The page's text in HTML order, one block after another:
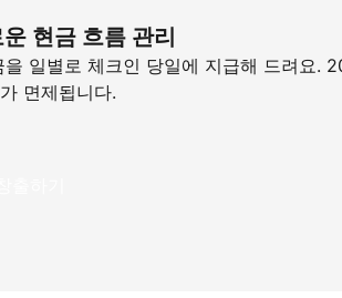
현금 흐름 관리
을 일별로 체크인 당일에 지급해 드려요.
면제됩니다.
출하기